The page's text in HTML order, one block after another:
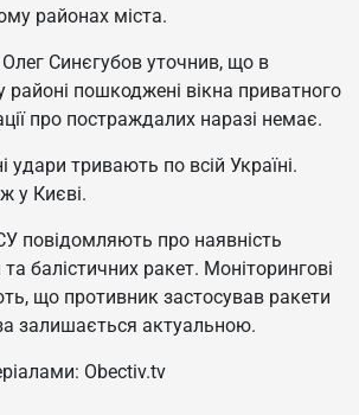
районах міста.
Синєгубов уточнив, що в
пошкоджені вікна приватного
про постраждалих наразі немає.
удари тривають по всій Україні.
у Києві.
повідомляють про наявність
балістичних ракет. Моніторингові
що противник застосував ракети
залишається актуальною.
Obectiv.tv